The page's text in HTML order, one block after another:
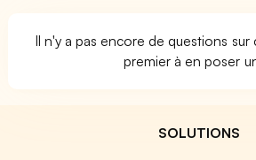
Il n'y a pas encore de questions sur
premier à en poser
SOLUTIONS